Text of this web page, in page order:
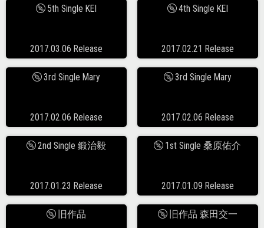
5th Single KEI
2017.03.06 Release
4th Single KEI
2017.02.21 Release
3rd Single Mary
2017.02.06 Release
3rd Single Mary
2017.02.06 Release
2nd Single 鍛治毅
2017.01.23 Release
1st Single 桑原佑介
2017.01.09 Release
旧作品 旧作品 森田交一